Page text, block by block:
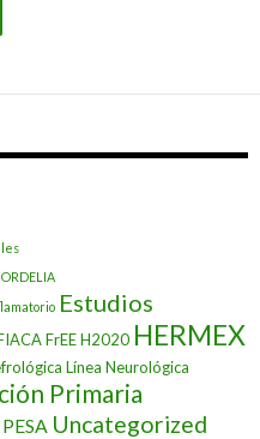
Estudios
FrEEH2020 HERMEX
Línea Neurológica
Primaria
Uncategorized